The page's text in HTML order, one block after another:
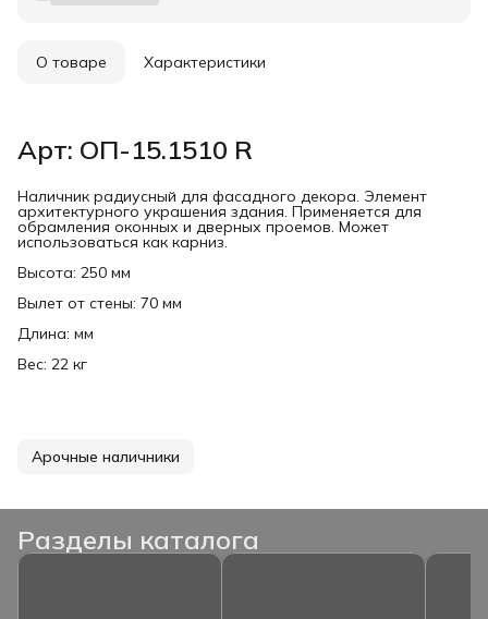
О товаре Характеристики
Арт: ОП-15.1510 R
Наличник радиусный для фасадного декора. Элемент
архитектурного украшения здания. Применяется для
обрамления оконных и дверных проемов. Может
использоваться как карниз.
Высота: 250 мм
Вылет от стены: 70 мм
Длина: мм
Вес: 22 кг
Арочные наличники
Разделы каталога